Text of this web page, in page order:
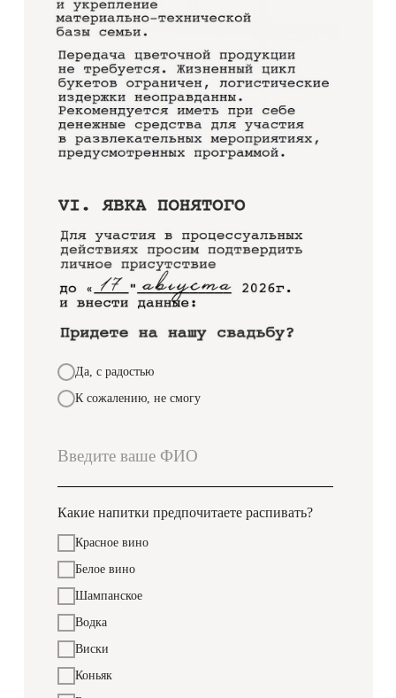
Да, с радостью
К сожалению, не смогу
Какие напитки предпочитаете распивать?
Красное вино
Белое вино
Шампанское
Водка
Виски
Коньяк